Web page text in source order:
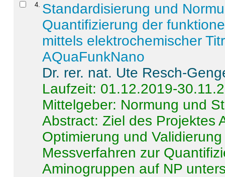
4 Standardisierung und
Quantifizierung der
mittels elektrochemischer
AQuaFunkNano
Dr. rer. nat. Ute Resch-
Laufzeit: 01.12.2019-
Mittelgeber: Normung und
Abstract:Ziel des Projektes
Optimierung und
Messverfahren zur
Aminogruppen auf NP